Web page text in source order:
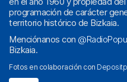
programación de carácter
territorio histórico de Bizkaia.
Menciónanos con
Bizkaia.
Fotos en colaboración con